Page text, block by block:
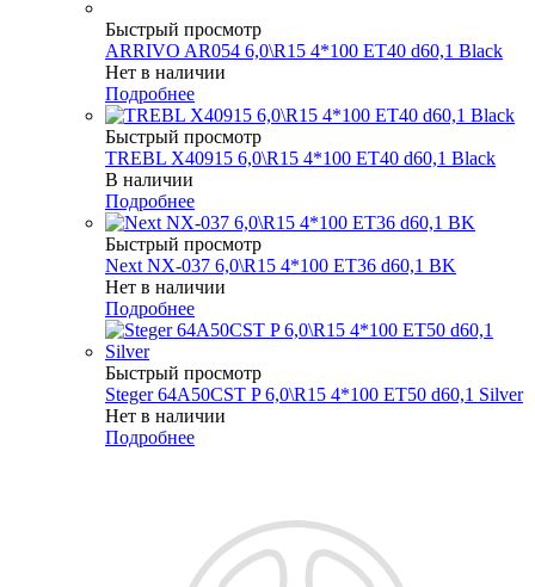
Быстрый просмотр
ARRIVO AR054 6,0\R15 4*100 ET40 d60,1 Black
Нет в наличии
Подробнее
Быстрый просмотр
TREBL X40915 6,0\R15 4*100 ET40 d60,1 Black
В наличии
Подробнее
Быстрый просмотр
Next NX-037 6,0\R15 4*100 ET36 d60,1 BK
Нет в наличии
Подробнее
Быстрый просмотр
Steger 64A50CST P 6,0\R15 4*100 ET50 d60,1 Silver
Нет в наличии
Подробнее